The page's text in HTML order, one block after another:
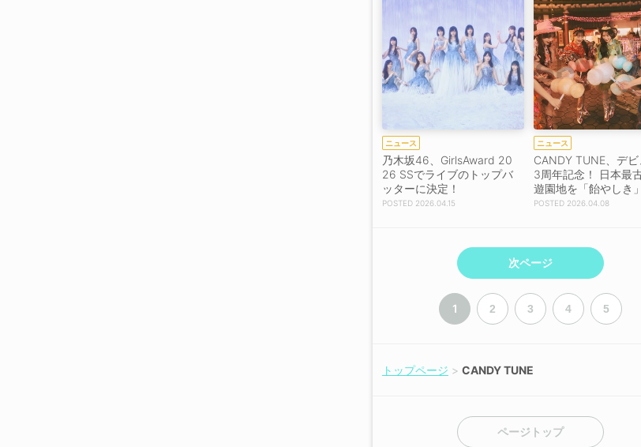
ニュース
乃木坂46、GirlsAward 20
26 SSでライブのトップバ
ッターに決定！
2026.04.15
ニュース
CANDY TUNE、デビ
3周年記念！ 日本最
遊園地を「飴やしき
一変
2026.04.08
次ページ
1 2 3 4 5
トップページ CANDY TUNE
ページトップ